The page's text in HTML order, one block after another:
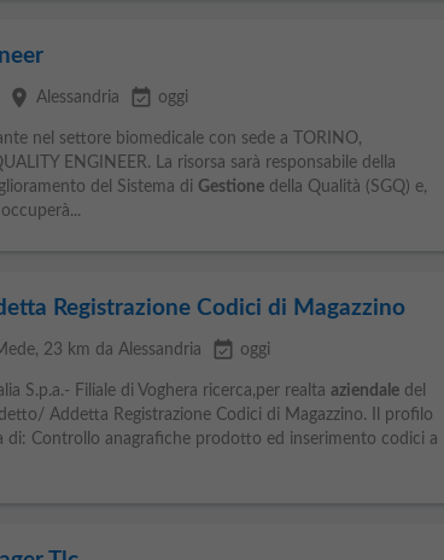
place Alessandria event_available oggi
nel settore biomedicale con sede a TORINO,
ENGINEER. La risorsa sarà responsabile della
del Sistema di Gestionedella Qualità (SGQ) e,
Registrazione Codici di Magazzino
, 23 km da Alessandria event_available oggi
S.p.a.- Filiale di Voghera ricerca,per realta aziendaledel
Addetta Registrazione Codici di Magazzino. Il profilo
di: Controllo anagrafiche prodotto ed inserimento codici a